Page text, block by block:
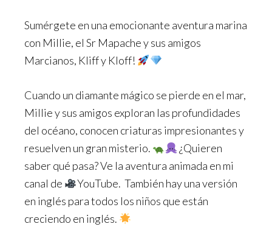
Sumérgete en una emocionante aventura marina
con Millie, el Sr Mapache y sus amigos
Marcianos, Kliff y Kloff!
Cuando un diamante mágico se pierde en el mar,
Millie y sus amigos exploran las profundidades
del océano, conocen criaturas impresionantes y
resuelven un gran misterio.
¿Quieren
saber qué pasa? Ve la aventura animada en mi
canal de
YouTube. También hay una versión
en inglés para todos los niños que están
creciendo en inglés.